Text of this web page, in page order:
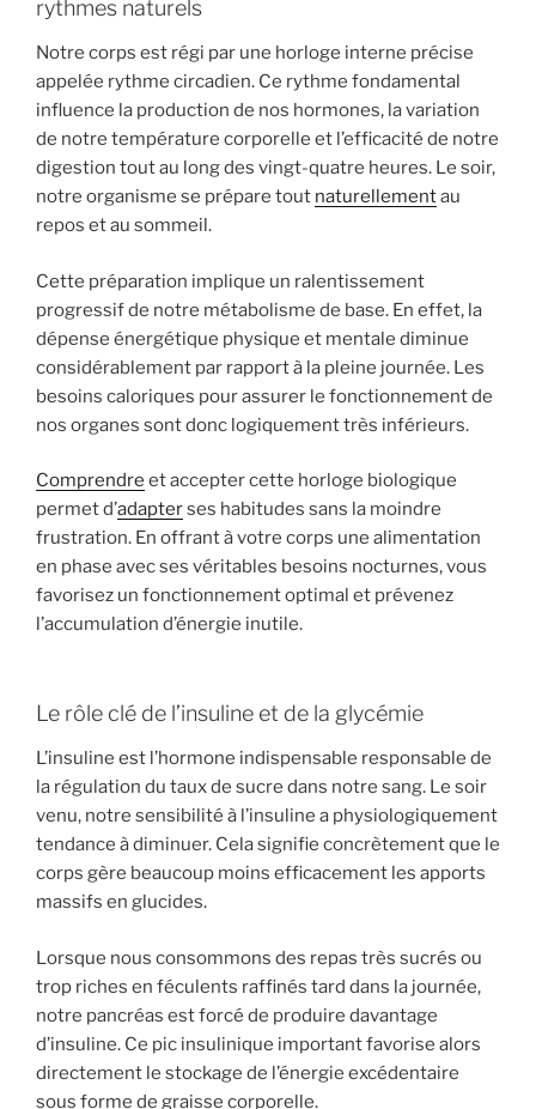
rythmes naturels
Notre corps est régi par une horloge interne précise
appelée rythme circadien. Ce rythme fondamental
influence la production de nos hormones, la variation
de notre température corporelle et l’efficacité de notre
digestion tout au long des vingt-quatre heures. Le soir,
notre organisme se prépare tout naturellementau
repos et au sommeil.
Cette préparation implique un ralentissement
progressif de notre métabolisme de base. En effet, la
dépense énergétique physique et mentale diminue
considérablement par rapport à la pleine journée. Les
besoins caloriques pour assurer le fonctionnement de
nos organes sont donc logiquement très inférieurs.
Comprendre et accepter cette horloge biologique
permet d’adapterses habitudes sans la moindre
frustration. En offrant à votre corps une alimentation
en phase avec ses véritables besoins nocturnes, vous
favorisez un fonctionnement optimal et prévenez
l’accumulation d’énergie inutile.
Le rôle clé de l’insuline et de la glycémie
L’insuline est l’hormone indispensable responsable de
la régulation du taux de sucre dans notre sang. Le soir
venu, notre sensibilité à l’insuline a physiologiquement
tendance à diminuer. Cela signifie concrètement que le
corps gère beaucoup moins efficacement les apports
massifs en glucides.
Lorsque nous consommons des repas très sucrés ou
trop riches en féculents raffinés tard dans la journée,
notre pancréas est forcé de produire davantage
d’insuline. Ce pic insulinique important favorise alors
directement le stockage de l’énergie excédentaire
sous forme de graisse corporelle.